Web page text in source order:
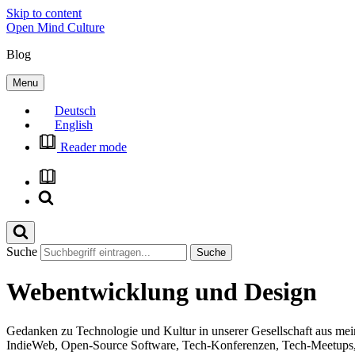
Skip to content
Open Mind Culture
Blog
Menu
Deutsch
English
Reader mode
Suche
Webentwicklung und Design
Gedanken zu Technologie und Kultur in unserer Gesellschaft aus
IndieWeb, Open-Source Software, Tech-Konferenzen, Tech-